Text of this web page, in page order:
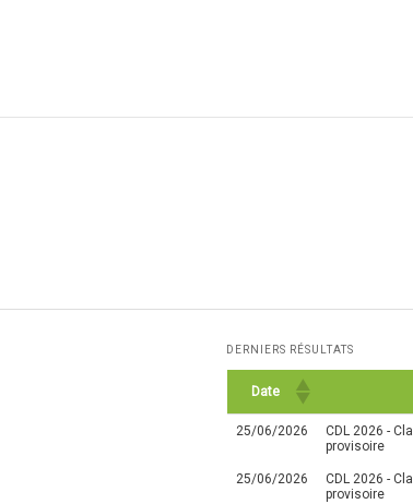
DERNIERS RÉSULTATS
Date
25/06/2026
CDL 2026 -
provisoire
25/06/2026
CDL 2026 -
provisoire